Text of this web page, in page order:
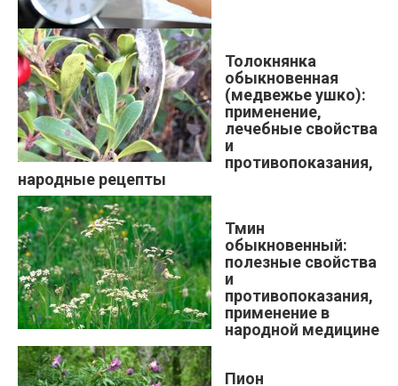
Толокнянка
обыкновенная
(медвежье ушко):
применение,
лечебные свойства
и
противопоказания,
народные рецепты
Тмин
обыкновенный:
полезные свойства
и
противопоказания,
применение в
народной медицине
Пион